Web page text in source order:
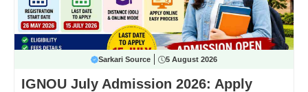
Sarkari Source 5 August 2026
IGNOU July Admission 2026: Apply